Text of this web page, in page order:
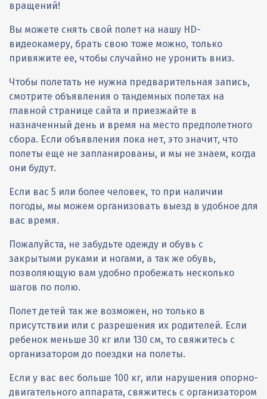
вращений!
Вы можете снять свой полет на нашу HD-
видеокамеру, брать свою тоже можно, только
привяжите ее, чтобы случайно не уронить вниз.
Чтобы полетать не нужна предварительная запись,
смотрите объявления о тандемных полетах на
главной странице сайта и приезжайте в
назначенный день и время на место предполетного
сбора. Если объявления пока нет, это значит, что
полеты еще не запланированы, и мы не знаем, когда
они будут.
Если вас 5 или более человек, то при наличии
погоды, мы можем организовать выезд в удобное для
вас время.
Пожалуйста, не забудьте одежду и обувь с
закрытыми руками и ногами, а так же обувь,
позволяющую вам удобно пробежать несколько
шагов по полю.
Полет детей так же возможен, но только в
присутствии или с разрешения их родителей. Если
ребенок меньше 30 кг или 130 см, то свяжитесь с
организатором до поездки на полеты.
Если у вас вес больше 100 кг, или нарушения опорно-
двигательного аппарата, свяжитесь с организатором